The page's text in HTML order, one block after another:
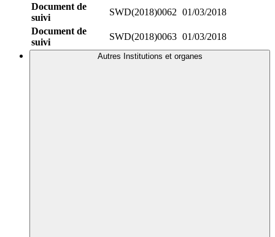
Document de
suivi
SWD(2018)0062 01/03/2018
Document de
suivi
SWD(2018)0063 01/03/2018
Autres Institutions et organes